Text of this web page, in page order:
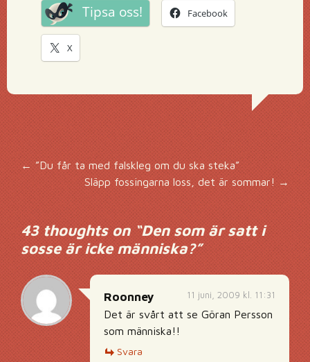
Tipsa oss! Facebook
X
Inläggsnavigering
←”Du får ta med falskleg om du ska steka”
Släpp fossingarna loss, det är sommar! →
43 thoughts on “Den som är satt i
sosse är icke människa?”
11 juni, 2009 kl. 11:31
Roonney
Det är svårt att se Göran Persson
som människa!!
Svara